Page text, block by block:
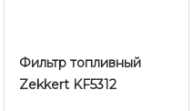
Фильтр топливный
Zekkert KF5312